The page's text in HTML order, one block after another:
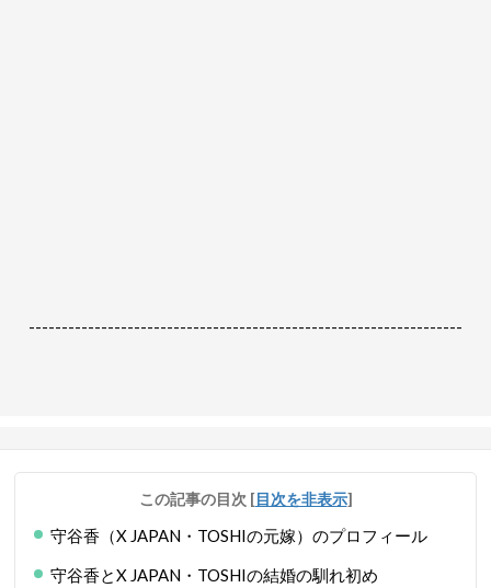
------------------------------------------------------------------
この記事の目次 [目次を非表示]
守谷香（X JAPAN・TOSHIの元嫁）のプロフィール
守谷香とX JAPAN・TOSHIの結婚の馴れ初め